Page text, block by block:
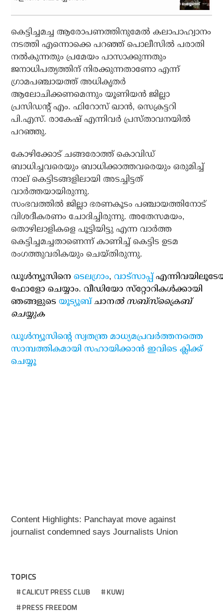
കെട്ടിച്ചമച്ച ആരോപണത്തിനുമേല്‍ കലാപാഹ്വാനം
നടത്തി എന്നൊക്കെ പറഞ്ഞ് പൊലീസില്‍ പരാതി
നല്‍കുന്നതും പ്രമേയം പാസാക്കുന്നതും
ജനാധിപത്യത്തിന് നിരക്കുന്നതാണോ എന്ന്
ഗ്രാമപഞ്ചായത്ത് അധികൃതര്‍
ആലോചിക്കണമെന്നും യൂണിയന്‍ ജില്ലാ
പ്രസിഡന്റ് എം. ഫിറോസ് ഖാന്‍, സെക്രട്ടറി
പി.എസ്. രാകേഷ് എന്നിവര്‍ പ്രസ്താവനയില്‍
പറഞ്ഞു.
കോഴിക്കോട് ചങ്ങരോത്ത് കൊവിഡ്
ബാധിച്ചവരെയും ബാധിക്കാത്തവരെയും ഒരുമിച്ച്
നാല് കെട്ടിടങ്ങളിലായി അടച്ചിട്ടത്
വാര്‍ത്തയായിരുന്നു.
സംഭവത്തില്‍ ജില്ലാ ഭരണകൂടം പഞ്ചായത്തിനോട്
വിശദീകരണം ചോദിച്ചിരുന്നു. അതേസമയം,
തൊഴിലാളികളെ പൂട്ടിയിട്ടു എന്ന വാര്‍ത്ത
കെട്ടിച്ചമച്ചതാണെന്ന് കാണിച്ച് കെട്ടിട ഉടമ
രംഗത്തുവരികയും ചെയ്തിരുന്നു.
ഡൂള്‍ന്യൂസിനെടെലഗ്രാം,വാട്‌സാപ്പ്
ഫോളോ ചെയ്യാം. വീഡിയോ സ്‌റ്റോറികള്‍ക്കായി
ഞങ്ങളുടെയൂട്യൂബ്ചാനല്‍ സബ്‌സ്‌ക്രൈബ്
ചെയ്യുക
ഡൂള്‍ന്യൂസിന്റെ സ്വതന്ത്ര മാധ്യമപ്രവര്‍ത്തനത്തെ
സാമ്പത്തികമായി സഹായിക്കാന്‍ ഇവിടെ ക്ലിക്ക്
ചെയ്യൂ
Content Highlights: Panchayat move against
journalist condemned says Journalists Union
TOPICS
CALICUT PRESS CLUB
KUWJ
PRESS FREEDOM